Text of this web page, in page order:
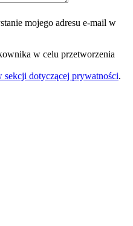
mojego adresu e-mail w
w celu przetworzenia
sekcji dotyczącej prywatności.